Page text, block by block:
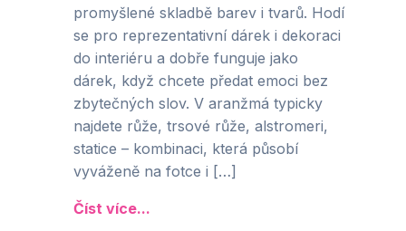
promyšlené skladbě barev i tvarů. Hodí
se pro reprezentativní dárek i dekoraci
do interiéru a dobře funguje jako
dárek, když chcete předat emoci bez
zbytečných slov. V aranžmá typicky
najdete růže, trsové růže, alstromeri,
statice – kombinaci, která působí
vyváženě na fotce i […]
Číst více...